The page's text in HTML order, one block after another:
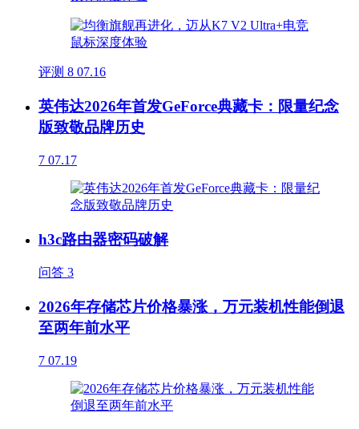
评测 8 07.16
英伟达2026年首发GeForce典藏卡：限量纪念
版致敬品牌历史
7 07.17
h3c路由器密码破解
问答 3
2026年存储芯片价格暴涨，万元装机性能倒退
至两年前水平
7 07.19